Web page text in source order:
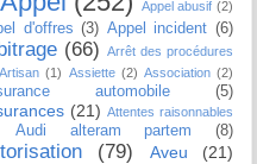
Appel abusif (2)
d'offres (3) Appel incident (6)
(66) Arrêt des procédures
Artisan (1) Assiette (2) Association (2)
automobile (5)
(21) Attentes raisonnables
Audi alteram partem (8)
(79) Aveu (21)